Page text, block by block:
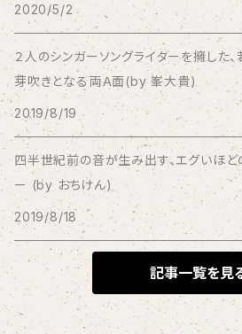
BBBBBBB
The BEG
The Beths
THE BLACK SHANSONS
BLONDnewHALF
Blondy
2020/5/2
２人のシンガーソングライターを擁した
芽吹きとなる両Ａ面(by 峯大貴)
2019/8/19
四半世紀前の音が生み出す、エグいほど
ー (by おちけん)
2019/8/18
記事一覧を見